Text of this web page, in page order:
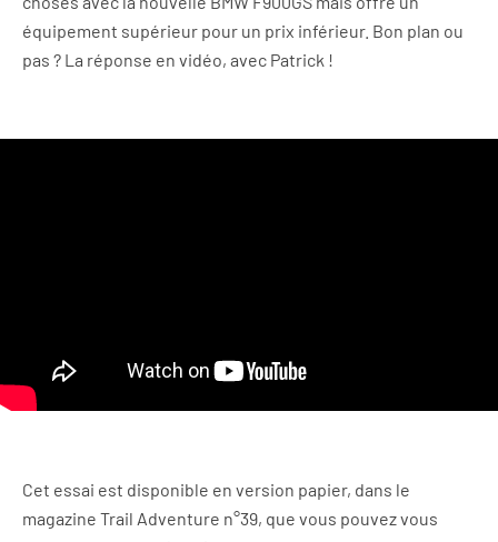
équipement supérieur pour un prix inférieur. Bon plan ou
pas ? La réponse en vidéo, avec Patrick !
Cet essai est disponible en version papier, dans le
magazine Trail Adventure n°39, que vous pouvez vous